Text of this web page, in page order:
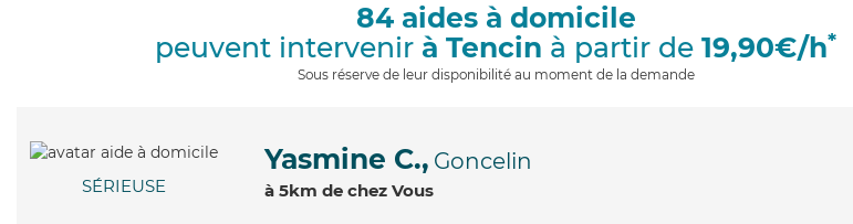
84 aides à domicile
peuvent intervenir à Tencin à partir de 19,90€/h*
Sous réserve de leur disponibilité au moment de la demande
SÉRIEUSE
Yasmine C., Goncelin
à 5km de chez Vous